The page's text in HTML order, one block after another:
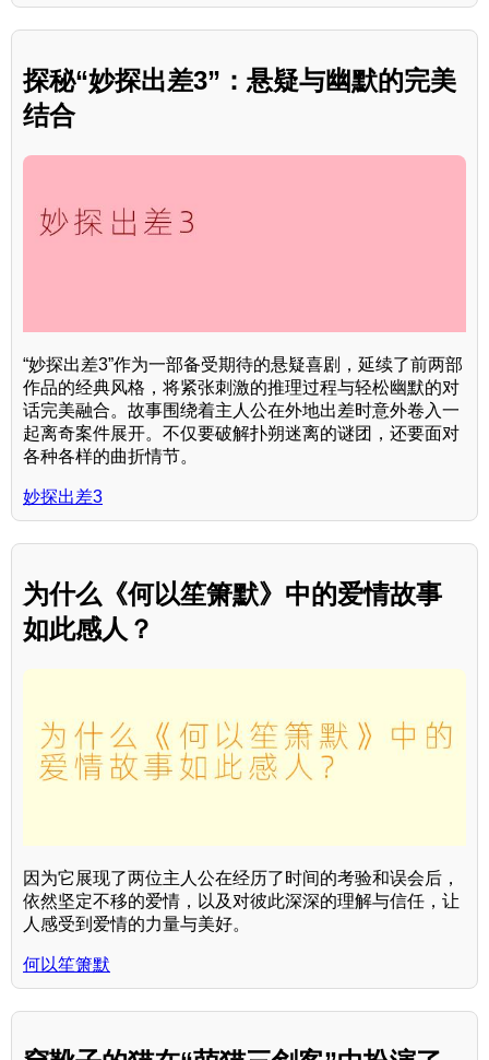
探秘“妙探出差3”：悬疑与幽默的完美
结合
“妙探出差3”作为一部备受期待的悬疑喜剧，延续了前两部
作品的经典风格，将紧张刺激的推理过程与轻松幽默的对
话完美融合。故事围绕着主人公在外地出差时意外卷入一
起离奇案件展开。不仅要破解扑朔迷离的谜团，还要面对
各种各样的曲折情节。
妙探出差3
为什么《何以笙箫默》中的爱情故事
如此感人？
因为它展现了两位主人公在经历了时间的考验和误会后，
依然坚定不移的爱情，以及对彼此深深的理解与信任，让
人感受到爱情的力量与美好。
何以笙箫默